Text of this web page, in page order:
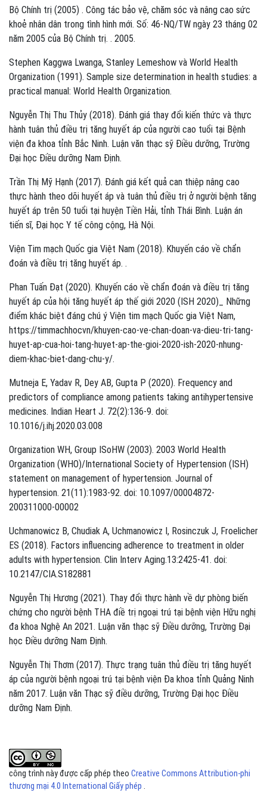
Bộ Chính trị (2005) . Công tác bảo vệ, chăm sóc và nâng cao sức
khoẻ nhân dân trong tình hình mới. Số: 46-NQ/TW ngày 23 tháng 02
năm 2005 của Bộ Chính trị. . 2005.
Stephen Kaggwa Lwanga, Stanley Lemeshow và World Health
Organization (1991). Sample size determination in health studies: a
practical manual: World Health Organization.
Nguyễn Thị Thu Thủy (2018). Đánh giá thay đổi kiến thức và thực
hành tuân thủ điều trị tăng huyết áp của người cao tuổi tại Bệnh
viện đa khoa tỉnh Bắc Ninh. Luận văn thạc sỹ Điều dưỡng, Trường
Đại học Điều dưỡng Nam Định.
Trần Thị Mỹ Hạnh (2017). Đánh giá kết quả can thiệp nâng cao
thực hành theo dõi huyết áp và tuân thủ điều trị ở người bệnh tăng
huyết áp trên 50 tuổi tại huyện Tiền Hải, tỉnh Thái Bình. Luận án
tiến sĩ, Đại học Y tế công cộng, Hà Nội.
Viện Tim mạch Quốc gia Việt Nam (2018). Khuyến cáo về chẩn
đoán và điều trị tăng huyết áp. .
Phan Tuấn Đạt (2020). Khuyến cáo về chẩn đoán và điều trị tăng
huyết áp của hội tăng huyết áp thế giới 2020 (ISH 2020)_ Những
điểm khác biệt đáng chú ý Viện tim mạch Quốc gia Việt Nam,
https://timmachhocvn/khuyen-cao-ve-chan-doan-va-dieu-tri-tang-
huyet-ap-cua-hoi-tang-huyet-ap-the-gioi-2020-ish-2020-nhung-
diem-khac-biet-dang-chu-y/.
Mutneja E, Yadav R, Dey AB, Gupta P (2020). Frequency and
predictors of compliance among patients taking antihypertensive
medicines. Indian Heart J. 72(2):136-9. doi:
10.1016/j.ihj.2020.03.008
Organization WH, Group ISoHW (2003). 2003 World Health
Organization (WHO)/International Society of Hypertension (ISH)
statement on management of hypertension. Journal of
hypertension. 21(11):1983-92. doi: 10.1097/00004872-
200311000-00002
Uchmanowicz B, Chudiak A, Uchmanowicz I, Rosinczuk J, Froelicher
ES (2018). Factors influencing adherence to treatment in older
adults with hypertension. Clin Interv Aging.13:2425-41. doi:
10.2147/CIA.S182881
Nguyễn Thị Hương (2021). Thay đổi thực hành về dự phòng biến
chứng cho người bệnh THA điề trị ngoại trú tại bệnh viện Hữu nghị
đa khoa Nghệ An 2021. Luận văn thạc sỹ Điều dưỡng, Trường Đại
học Điều dưỡng Nam Định.
Nguyễn Thị Thơm (2017). Thực trạng tuân thủ điều trị tăng huyết
áp của người bệnh ngoại trú tại bệnh viện Đa khoa tỉnh Quảng Ninh
năm 2017. Luận văn Thạc sỹ điều dưỡng, Trường Đại học Điều
dưỡng Nam Định.
công trình này được cấp phép theo Creative Commons Attribution-phi
thương mại 4.0 International Giấy phép .